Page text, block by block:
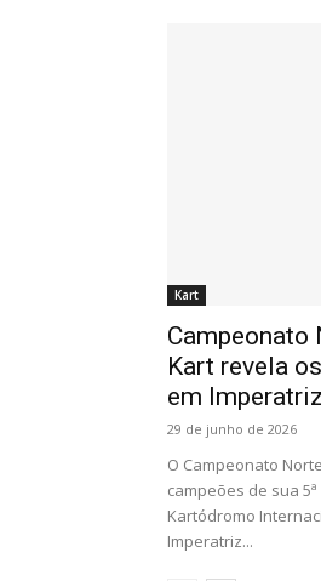
Kart
Campeonato
Kart revela
em Imperatriz
29 de junho de 2026
O Campeonato
campeões de sua
Kartódromo
Imperatriz...